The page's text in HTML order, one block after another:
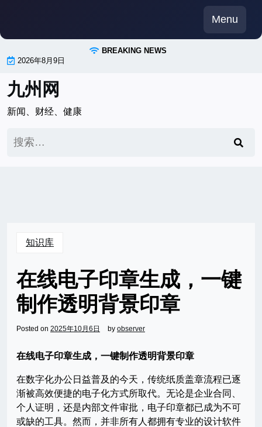
content
Menu
BREAKING NEWS
2026年8月9日
九州网
新闻、财经、健康
索：
知识库
在线电子印章生成，一键
制作透明背景印章
Posted on 2025年10月6日 by observer
在线电子印章生成，一键制作透明背景印章
在数字化办公日益普及的今天，传统纸质盖章流程已逐
渐被高效便捷的电子化方式所取代。无论是企业合同、
个人证明，还是内部文件审批，电子印章都已成为不可
或缺的工具。然而，并非所有人都拥有专业的设计软件